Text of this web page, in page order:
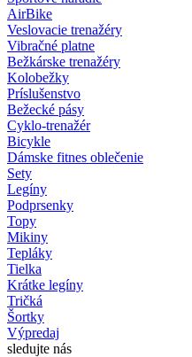
AirBike
Veslovacie trenažéry
Vibračné platne
Bežkárske trenažéry
Kolobežky
Príslušenstvo
Bežecké pásy
Cyklo-trenažér
Bicykle
Dámske fitnes oblečenie
Sety
Legíny
Podprsenky
Topy
Mikiny
Tepláky
Tielka
Krátke legíny
Tričká
Šortky
Výpredaj
sledujte nás